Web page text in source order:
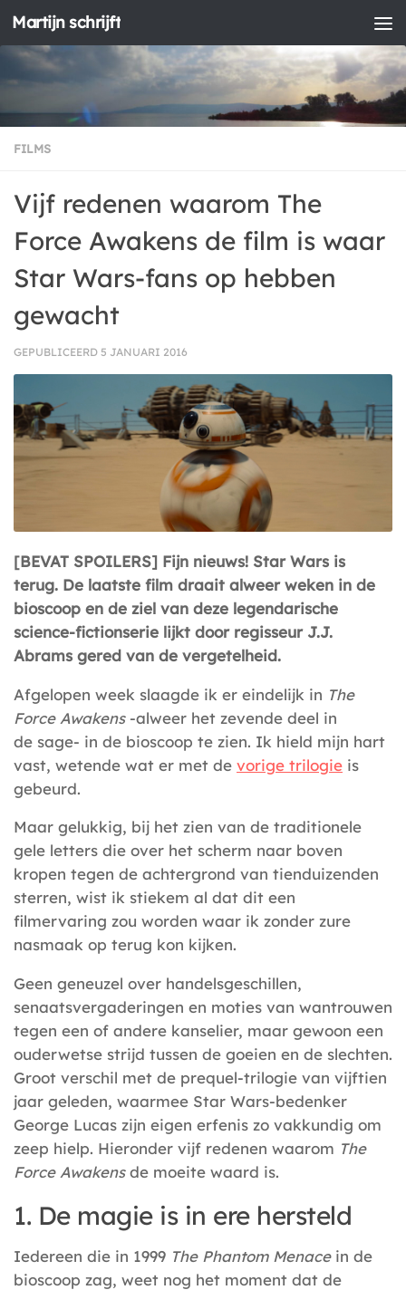
Doorgaan naar inhoud
Martijn schrijft
FILMS
Vijf redenen waarom The
Force Awakens de film is waar
Star Wars-fans op hebben
gewacht
GEPUBLICEERD 5 JANUARI 2016
[BEVAT SPOILERS] Fijn nieuws! Star Wars is
terug. De laatste film draait alweer weken in de
bioscoop en de ziel van deze legendarische
science-fictionserie lijkt door regisseur J.J.
Abrams gered van de vergetelheid.
Afgelopen week slaagde ik er eindelijk in The
Force Awakens-alweer het zevende deel in
de sage- in de bioscoop te zien. Ik hield mijn hart
vast, wetende wat er met de vorige trilogie is
gebeurd.
Maar gelukkig, bij het zien van de traditionele
gele letters die over het scherm naar boven
kropen tegen de achtergrond van tienduizenden
sterren, wist ik stiekem al dat dit een
filmervaring zou worden waar ik zonder zure
nasmaak op terug kon kijken.
Geen geneuzel over handelsgeschillen,
senaatsvergaderingen en moties van wantrouwen
tegen een of andere kanselier, maar gewoon een
ouderwetse strijd tussen de goeien en de slechten.
Groot verschil met de prequel-trilogie van vijftien
jaar geleden, waarmee Star Wars-bedenker
George Lucas zijn eigen erfenis zo vakkundig om
zeep hielp. Hieronder vijf redenen waarom The
Force Awakensde moeite waard is.
1. De magie is in ere hersteld
Iedereen die in 1999 The Phantom Menacein de
bioscoop zag, weet nog het moment dat de